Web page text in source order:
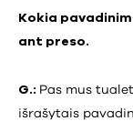
Kokia
ant preso.
G.: Pas mus
išrašytais